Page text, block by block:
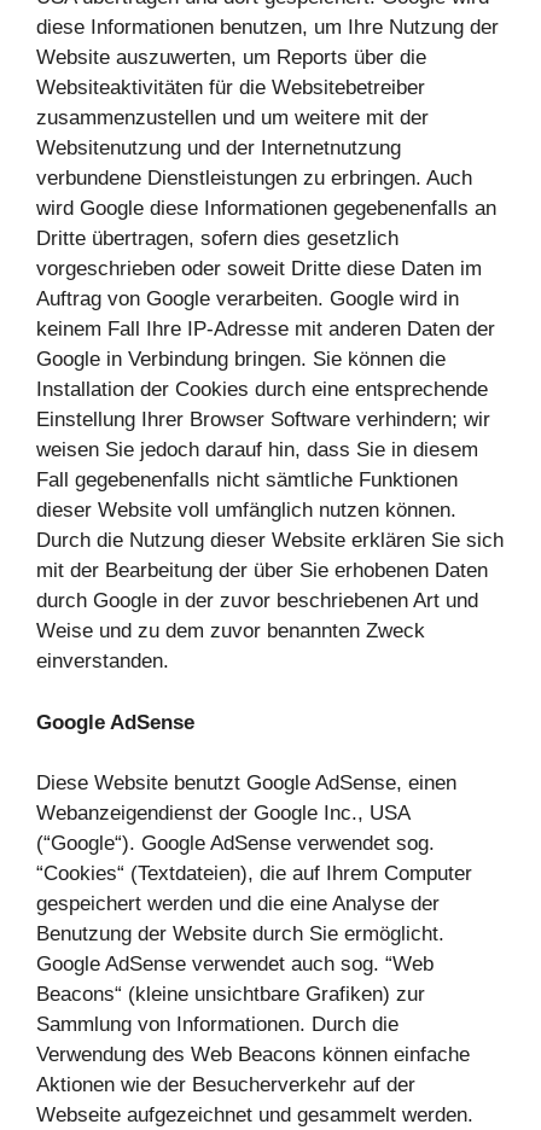
diese Informationen benutzen, um Ihre Nutzung der
Website auszuwerten, um Reports über die
Websiteaktivitäten für die Websitebetreiber
zusammenzustellen und um weitere mit der
Websitenutzung und der Internetnutzung
verbundene Dienstleistungen zu erbringen. Auch
wird Google diese Informationen gegebenenfalls an
Dritte übertragen, sofern dies gesetzlich
vorgeschrieben oder soweit Dritte diese Daten im
Auftrag von Google verarbeiten. Google wird in
keinem Fall Ihre IP-Adresse mit anderen Daten der
Google in Verbindung bringen. Sie können die
Installation der Cookies durch eine entsprechende
Einstellung Ihrer Browser Software verhindern; wir
weisen Sie jedoch darauf hin, dass Sie in diesem
Fall gegebenenfalls nicht sämtliche Funktionen
dieser Website voll umfänglich nutzen können.
Durch die Nutzung dieser Website erklären Sie sich
mit der Bearbeitung der über Sie erhobenen Daten
durch Google in der zuvor beschriebenen Art und
Weise und zu dem zuvor benannten Zweck
einverstanden.
Google AdSense
Diese Website benutzt Google AdSense, einen
Webanzeigendienst der Google Inc., USA
(“Google“). Google AdSense verwendet sog.
“Cookies“ (Textdateien), die auf Ihrem Computer
gespeichert werden und die eine Analyse der
Benutzung der Website durch Sie ermöglicht.
Google AdSense verwendet auch sog. “Web
Beacons“ (kleine unsichtbare Grafiken) zur
Sammlung von Informationen. Durch die
Verwendung des Web Beacons können einfache
Aktionen wie der Besucherverkehr auf der
Webseite aufgezeichnet und gesammelt werden.